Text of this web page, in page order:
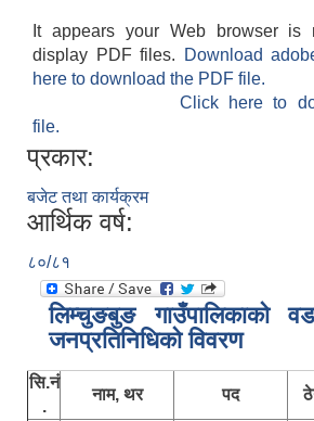
It appears your Web browser is
display PDF files.
Download
here to download the PDF file.
Click here to
file.
प्रकार:
बजेट तथा कार्यक्रम
आर्थिक वर्ष:
८०/८१
लिम्चुङबुङ गाउँपालिकाकाे
जनप्रतिनिधिकाे विवरण
सि.नं
.
नाम, थर पद